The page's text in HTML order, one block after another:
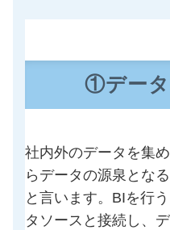
①データ
社内外のデータを集
らデータの源泉とな
と言います。BIを行
タソースと接続し、